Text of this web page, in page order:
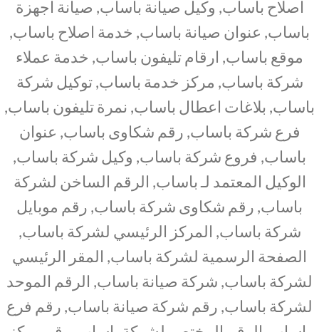
اصلاح باساب, وكيل صيانة باساب, صيانة اجهزة
باساب, عنوان صيانة باساب, خدمة اصلاح باساب,
موقع باساب, ارقام تليفون باساب, خدمة عملاء
شركة باساب, مركز خدمة باساب, توكيل شركة
باساب, بلاغات اعطال باساب, نمرة تليفون باساب,
فرع شركة باساب, رقم شكاوى باساب, عنوان
باساب, فروع شركة باساب, وكيل شركة باساب,
الوكيل المعتمد لـ باساب, الرقم الساخن لشركة
باساب, رقم شكاوى شركة باساب, رقم موبايل
شركة باساب, المركز الرئيسي لشركة باساب,
الصفحة الرسمية لشركة باساب, المقر الرئيسي
لشركة باساب, شركة صيانة باساب, الرقم الموحد
لشركة باساب, رقم شركة صيانة باساب, رقم فرع